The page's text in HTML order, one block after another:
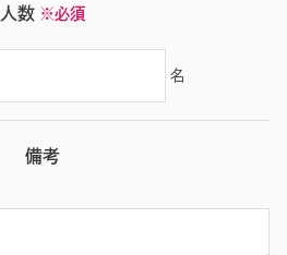
人数 ※必須
名
備考